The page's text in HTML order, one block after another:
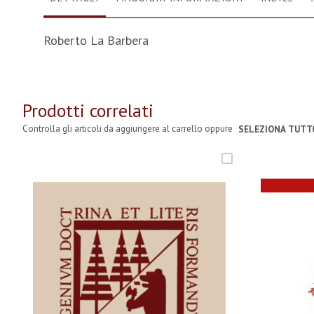
Roberto La Barbera
Prodotti correlati
Controlla gli articoli da aggiungere al carrello oppure SELEZIONA